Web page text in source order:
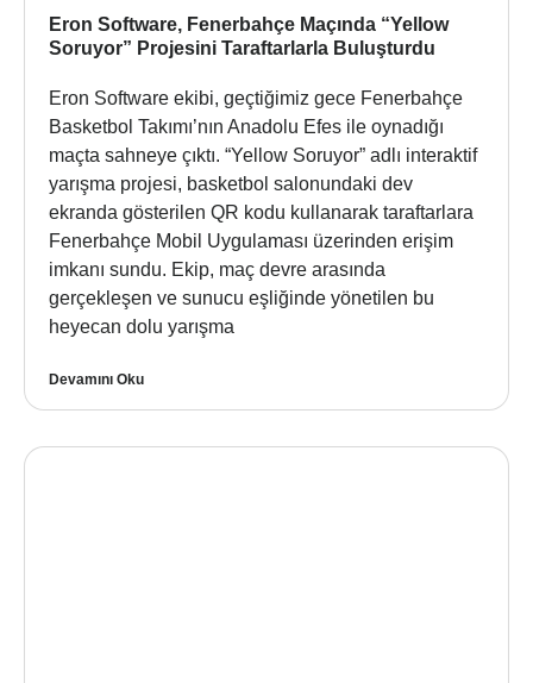
Eron Software, Fenerbahçe Maçında “Yellow
Soruyor” Projesini Taraftarlarla Buluşturdu
Eron Software ekibi, geçtiğimiz gece Fenerbahçe
Basketbol Takımı’nın Anadolu Efes ile oynadığı
maçta sahneye çıktı. “Yellow Soruyor” adlı interaktif
yarışma projesi, basketbol salonundaki dev
ekranda gösterilen QR kodu kullanarak taraftarlara
Fenerbahçe Mobil Uygulaması üzerinden erişim
imkanı sundu. Ekip, maç devre arasında
gerçekleşen ve sunucu eşliğinde yönetilen bu
heyecan dolu yarışma
Devamını Oku